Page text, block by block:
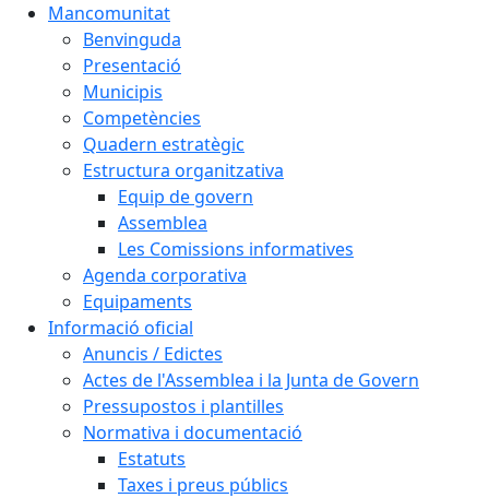
Mancomunitat
Benvinguda
Presentació
Municipis
Competències
Quadern estratègic
Estructura organitzativa
Equip de govern
Assemblea
Les Comissions informatives
Agenda corporativa
Equipaments
Informació oficial
Anuncis / Edictes
Actes de l'Assemblea i la Junta de Govern
Pressupostos i plantilles
Normativa i documentació
Estatuts
Taxes i preus públics